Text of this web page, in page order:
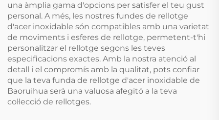
una àmplia gama d'opcions per satisfer el teu gust
personal. A més, les nostres fundes de rellotge
d'acer inoxidable són compatibles amb una varietat
de moviments i esferes de rellotge, permetent-t'hi
personalitzar el rellotge segons les teves
especificacions exactes. Amb la nostra atenció al
detall i el compromís amb la qualitat, pots confiar
que la teva funda de rellotge d'acer inoxidable de
Baoruihua serà una valuosa afegitó a la teva
col·lecció de rellotges.